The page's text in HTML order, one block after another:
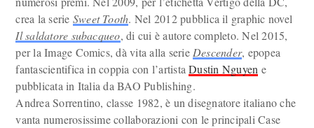
crea la serie Sweet Tooth. Nel 2012 pubblica il graphic novel
Il saldatore subacqueo, di cui è autore completo. Nel 2015,
per la Image Comics, dà vita alla serie Descender, epopea
fantascientifica in coppia con l’artistaDustin Nguyen e
pubblicata in Italia da BAO Publishing.
Andrea Sorrentino, classe 1982, è un disegnatore italiano che
vanta numerosissime collaborazioni con le principali Case